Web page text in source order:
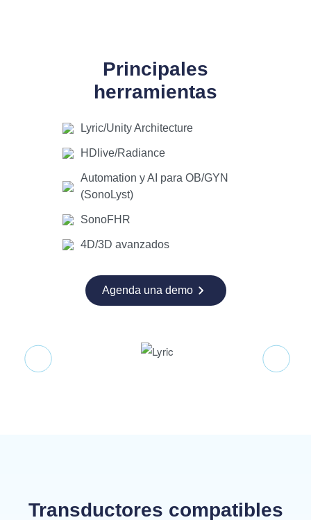
Principales
herramientas
Lyric/Unity Architecture
HDlive/Radiance
Automation y AI para OB/GYN
(SonoLyst)
SonoFHR
4D/3D avanzados
Agenda una demo
Transductores compatibles